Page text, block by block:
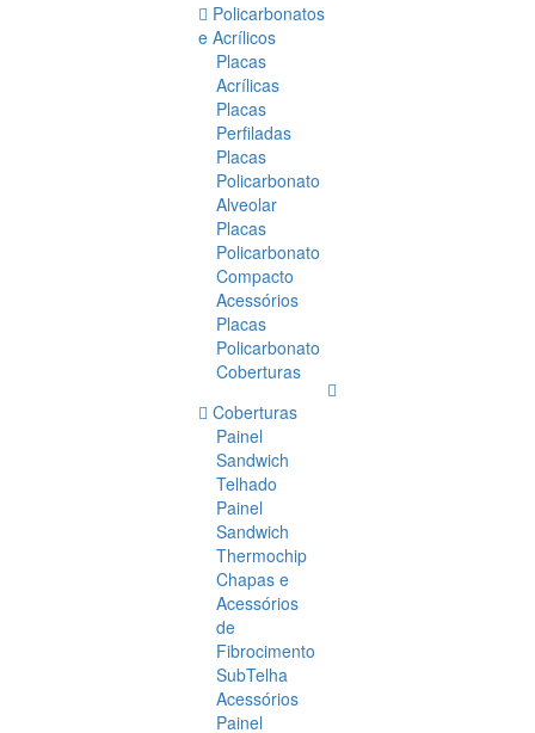
Policarbonatos
e Acrílicos
Placas
Acrílicas
Placas
Perfiladas
Placas
Policarbonato
Alveolar
Placas
Policarbonato
Compacto
Acessórios
Placas
Policarbonato
Coberturas
Coberturas
Painel
Sandwich
Telhado
Painel
Sandwich
Thermochip
Chapas e
Acessórios
de
Fibrocimento
SubTelha
Acessórios
Painel